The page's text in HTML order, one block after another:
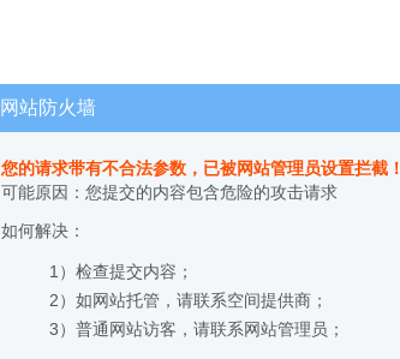
网站防火墙
您的请求带有不合法参数，已被网站管理员设置拦截！
可能原因：您提交的内容包含危险的攻击请求
如何解决：
1）检查提交内容；
2）如网站托管，请联系空间提供商；
3）普通网站访客，请联系网站管理员；